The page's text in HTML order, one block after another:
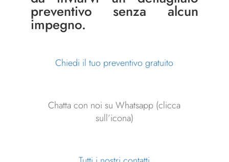
preventivo senza alcun
impegno.
Chiedi il tuo preventivo gratuito
Chatta con noi su Whatsapp (clicca
sull’icona)